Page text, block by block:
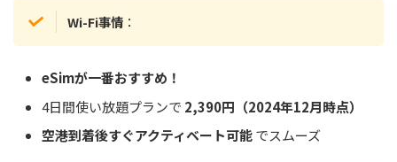
Wi-Fi事情 ：
eSimが一番おすすめ！
4日間使い放題プランで 2,390円（2024年12月時点）
空港到着後すぐアクティベート可能でスムーズ